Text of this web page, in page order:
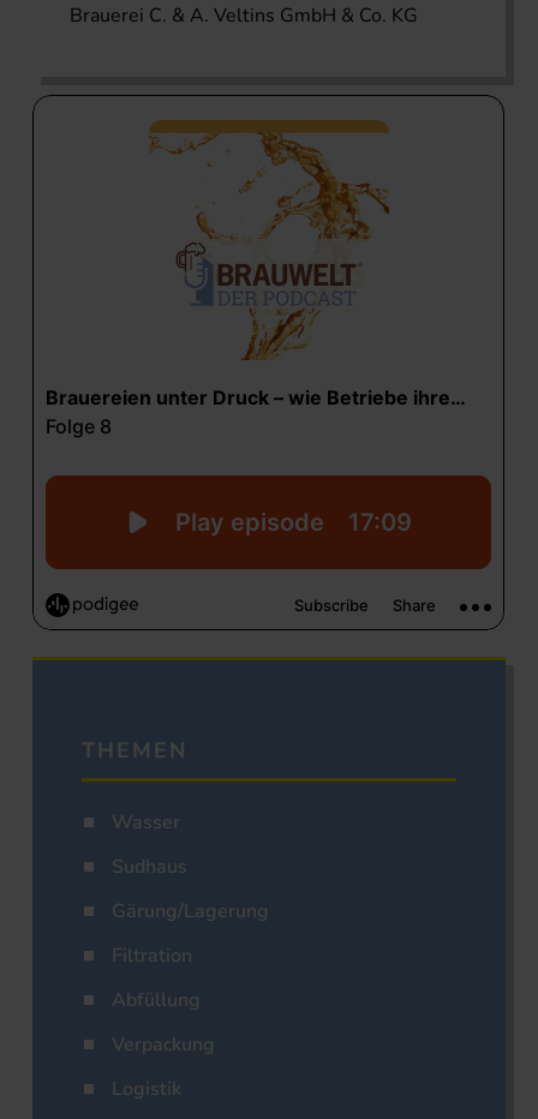
Brauerei C. & A. Veltins GmbH & Co. KG
THEMEN
Wasser
Sudhaus
Gärung/Lagerung
Filtration
Abfüllung
Verpackung
Logistik